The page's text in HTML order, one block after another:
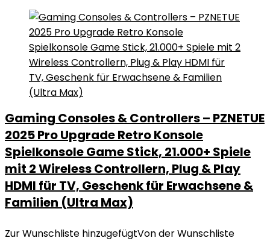
Gaming Consoles & Controllers – PZNETUE
2025 Pro Upgrade Retro Konsole
Spielkonsole Game Stick, 21.000+ Spiele
mit 2 Wireless Controllern, Plug & Play
HDMI für TV, Geschenk für Erwachsene &
Familien (Ultra Max)
Zur Wunschliste hinzugefügtVon der Wunschliste